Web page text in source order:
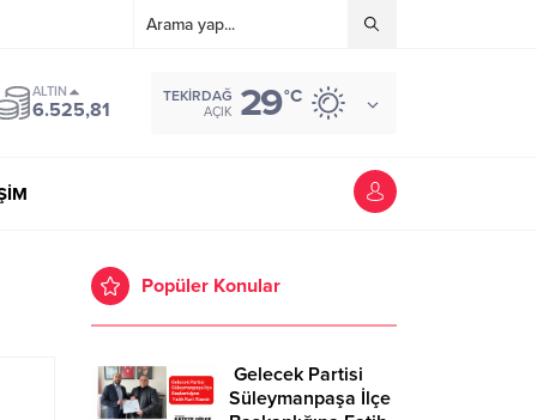
ALTIN
6.525,81
TEKIRDAĞ
AÇIK 29°C
Popüler Konular
Gelecek Partisi
Süleymanpaşa İlçe